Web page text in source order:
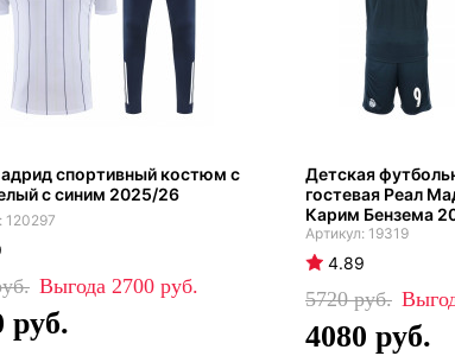
спортивный костюм с
с синим 2025/26
120297
2700
Детская
гостевая Реал
Карим Бензема
19319
4.89
5720
4080